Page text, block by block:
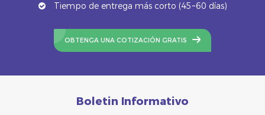
Tiempo de entrega más corto (45~60 días)
OBTENGA UNA COTIZACIÓN GRATIS
Boletin Informativo